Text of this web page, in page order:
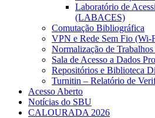
Laboratório de
(LABACES)
Comutação Bibliográfica
VPN e Rede Sem Fio (Wi-
Normalização de
Sala de Acesso a Dados
Repositórios e Biblioteca
Turnitin – Relatório de
Acesso Aberto
Notícias do SBU
CALOURADA 2026